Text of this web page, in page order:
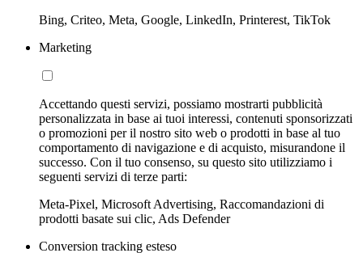
Bing, Criteo, Meta, Google, LinkedIn, Printerest, TikTok
Marketing
Accettando questi servizi, possiamo mostrarti pubblicità
personalizzata in base ai tuoi interessi, contenuti sponsorizzati
o promozioni per il nostro sito web o prodotti in base al tuo
comportamento di navigazione e di acquisto, misurandone il
successo. Con il tuo consenso, su questo sito utilizziamo i
seguenti servizi di terze parti:
Meta-Pixel, Microsoft Advertising, Raccomandazioni di
prodotti basate sui clic, Ads Defender
Conversion tracking esteso